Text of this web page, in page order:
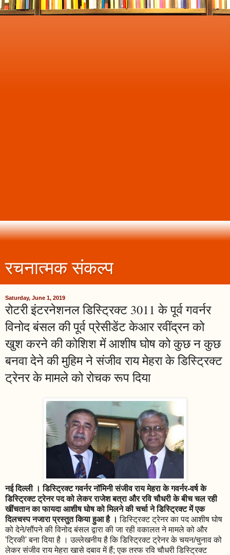
रचनात्मक संकल्प
Saturday, June 1, 2019
रोटरी इंटरनेशनल डिस्ट्रिक्ट 3011 के पूर्व गवर्नर
विनोद बंसल की पूर्व प्रेसीडेंट केआर रवींद्रन को
खुश करने की कोशिश में आशीष घोष को कुछ न कुछ
बनवा देने की मुहिम ने संजीव राय मेहरा के डिस्ट्रिक्ट
ट्रेनर के मामले को रोचक रूप दिया
नई दिल्ली । डिस्ट्रिक्ट गवर्नर नॉमिनी संजीव राय मेहरा के गवर्नर-वर्ष के
डिस्ट्रिक्ट ट्रेनर पद को लेकर राजेश बत्रा और रवि चौधरी के बीच चल रही
खींचतान का फायदा आशीष घोष को मिलने की चर्चा ने डिस्ट्रिक्ट में एक
दिलचस्प नजारा प्रस्तुत किया हुआ है । डिस्ट्रिक्ट ट्रेनर का पद आशीष घोष
को देने/सौंपने की विनोद बंसल द्वारा की जा रही वकालत ने मामले को और
'ट्रिकी' बना दिया है । उल्लेखनीय है कि डिस्ट्रिक्ट ट्रेनर के चयन/चुनाव को
लेकर संजीव राय मेहरा खासे दबाव में हैं; एक तरफ रवि चौधरी डिस्ट्रिक्ट